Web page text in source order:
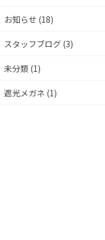
お知らせ (18)
スタッフブログ (3)
未分類 (1)
遮光メガネ (1)